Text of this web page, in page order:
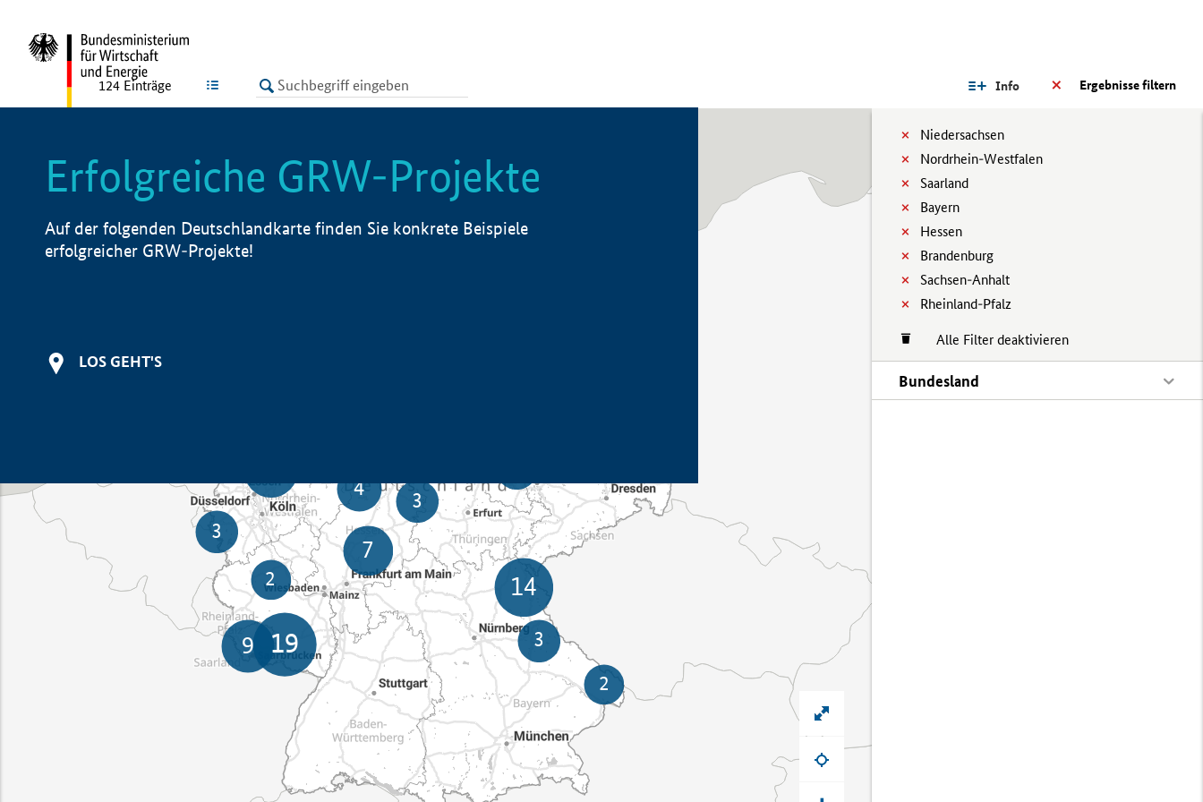
LISTE Ergebnisse filtern
Info
Niedersachsen
Nordrhein-Westfalen
Saarland
Bayern
Hessen
Brandenburg
Sachsen-Anhalt
Rheinland-Pfalz
Alle Filter deaktivieren
Bundesland
124 Einträge
Erfolgreiche GRW-Projekte
Auf der folgenden Deutschlandkarte finden Sie konkrete Beispiele
erfolgreicher GRW-Projekte!
LOS GEHT'S